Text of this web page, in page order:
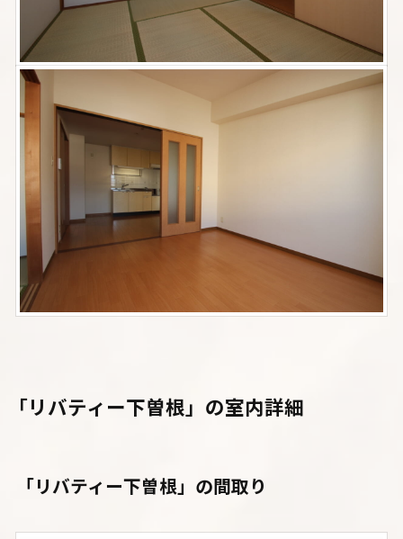
「リバティー下曽根」の室内詳細
「リバティー下曽根」の間取り